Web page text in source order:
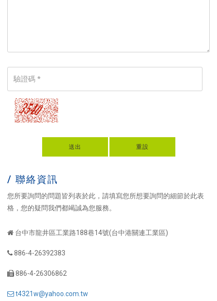
送出 重設
/ 聯絡資訊
您所要詢問的問題皆列表於此，請填寫您所想要詢問的細節於此表
格，您的疑問我們都竭誠為您服務。
台中市龍井區工業路188巷14號(台中港關連工業區)
886-4-26392383
886-4-26306862
t4321w@yahoo.com.tw